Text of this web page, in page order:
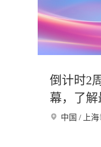
倒计时2
幕，了
中国 / 上海